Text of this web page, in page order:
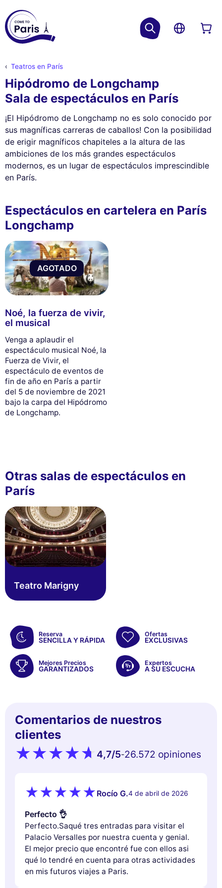
Teatros en París
Hipódromo de Longchamp
Sala de espectáculos en París
¡El Hipódromo de Longchamp no es solo conocido por
sus magníficas carreras de caballos! Con la posibilidad
de erigir magníficos chapiteles a la altura de las
ambiciones de los más grandes espectáculos
modernos, es un lugar de espectáculos imprescindible
en París.
Espectáculos en cartelera en París
Longchamp
AGOTADO
Noé, la fuerza de vivir,
el musical
Venga a aplaudir el
espectáculo musical Noé, la
Fuerza de Vivir, el
espectáculo de eventos de
fin de año en París a partir
del 5 de noviembre de 2021
bajo la carpa del Hipódromo
de Longchamp.
Otras salas de espectáculos en
París
Teatro Marigny
Reserva
SENCILLA Y RÁPIDA
Ofertas
EXCLUSIVAS
Mejores Precios
GARANTIZADOS
Expertos
A SU ESCUCHA
Comentarios de nuestros
clientes
4,7/5-26.572 opiniones
Rocío G.4 de abril de 2026
Perfecto 👌
Perfecto.Saqué tres entradas para visitar el
Palacio Versalles por nuestra cuenta y genial.
El mejor precio que encontré fue con ellos asi
qué lo tendré en cuenta para otras actividades
en mis futuros viajes a Paris.